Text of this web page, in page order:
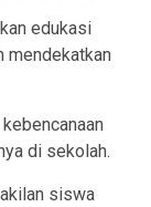
edukasi
mendekatkan
di sekolah.
siswa